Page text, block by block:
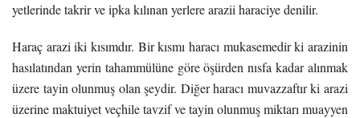
yetlerinde takrir ve ipka kılınan yerlere arazii haraciye denilir.
Haraç arazi iki kısımdır. Bir kısmı haracı mukasemedir ki arazinin
hasılatından yerin tahammülüne göre öşürden nısfa kadar alınmak
üzere tayin olunmuş olan şeydir. Diğer haracı muvazzaftır ki arazi
üzerine maktuiyet veçhile tavzif ve tayin olunmuş miktarı muayyen